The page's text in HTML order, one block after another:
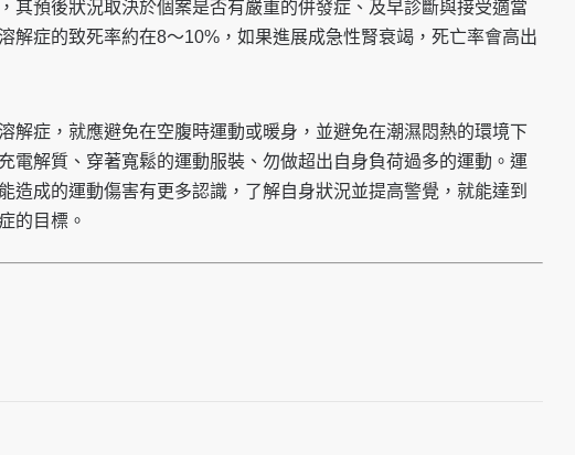
其預後狀況取決於個案是否有嚴重的併發症、及早診斷與接受適當
解症的致死率約在8～10%，如果進展成急性腎衰竭，死亡率會高出
解症，就應避免在空腹時運動或暖身，並避免在潮濕悶熱的環境下
電解質、穿著寬鬆的運動服裝、勿做超出自身負荷過多的運動。運
造成的運動傷害有更多認識，了解自身狀況並提高警覺，就能達到
的目標。